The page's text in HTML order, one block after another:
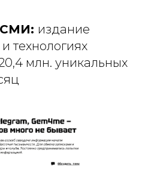
СМИ: издание
технологиях
млн. уникальных